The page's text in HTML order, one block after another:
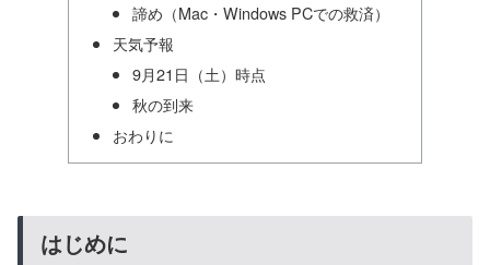
諦め（Mac・Windows PCでの救済）
天気予報
9月21日（土）時点
秋の到来
おわりに
はじめに